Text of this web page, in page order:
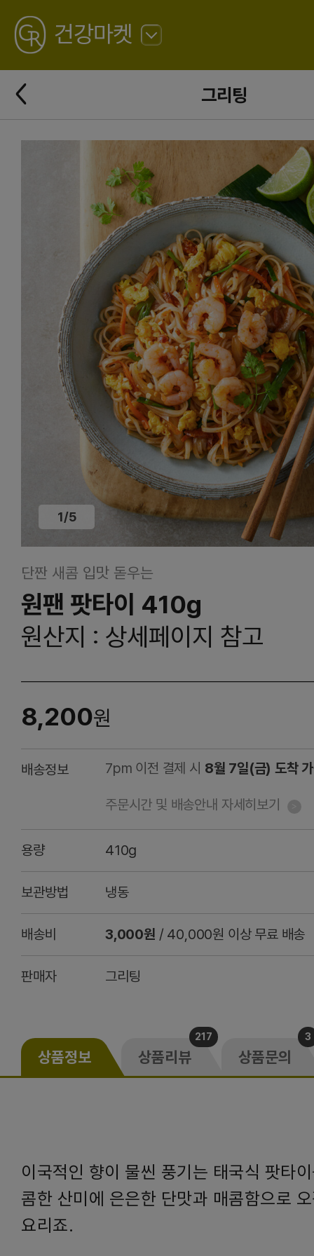
GREATING
건강마켓
로
그리팅
뒤
로
가
1/5
단짠 새콤 입맛 돋우는
원팬 팟타이 410g
원산지 : 상세페이지 참고
8,200원
배송정보 7pm 이전 결제 시 8월 7일(금) 도착
주문시간 및 배송안내 자세히보기
용량 410g
보관방법 냉동
배송비 3,000원 / 40,000원 이상 무료 배송
판매자 그리팅
상품정보 상품리뷰
217
상품문의
3
이국적인 향이 물씬 풍기는 태국식 팟타
콤한 산미에 은은한 단맛과 매콤함으로
요리죠.